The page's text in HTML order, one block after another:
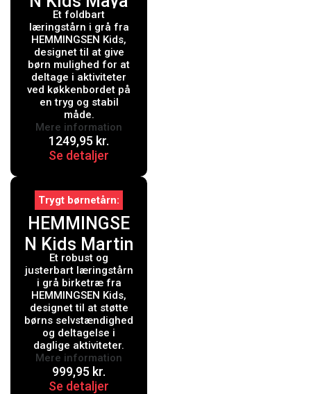
Læringstårn
Grå
Et foldbart
læringstårn i grå fra
HEMMINGSEN Kids,
designet til at give
børn mulighed for at
deltage i aktiviteter
ved køkkenbordet på
en tryg og stabil
måde.
1249,95 kr.
Se detaljer
Mere information
Trygt børnetårn
HEMMINGSE
N Kids Martin
Læringstårn
Grå
Et robust og
justerbart læringstårn
i grå birketræ fra
HEMMINGSEN Kids,
designet til at støtte
børns selvstændighed
og deltagelse i
daglige aktiviteter.
999,95 kr.
Se detaljer
Mere information